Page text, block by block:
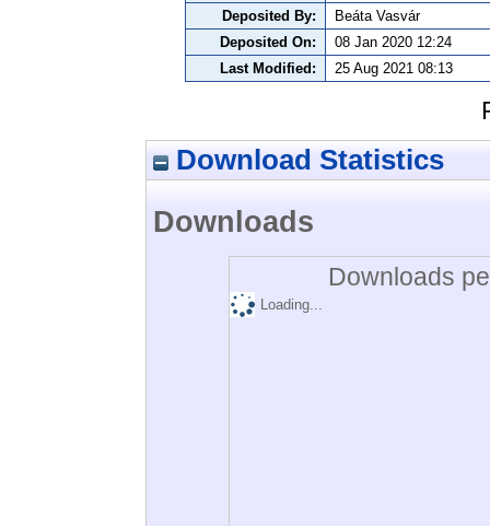
Deposited By:
Beáta Vasvár
Deposited On:
08 Jan 2020 12:24
Last Modified:
25 Aug 2021 08:13
Download Statistics
Downloads
Downloads
Loading...